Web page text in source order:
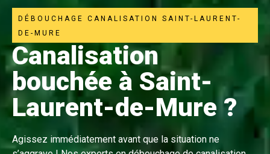
DÉBOUCHAGE CANALISATION SAINT-LAURENT-
DE-MURE
Canalisation
bouchée à Saint-
Laurent-de-Mure ?
Agissez immédiatement avant que la situation ne